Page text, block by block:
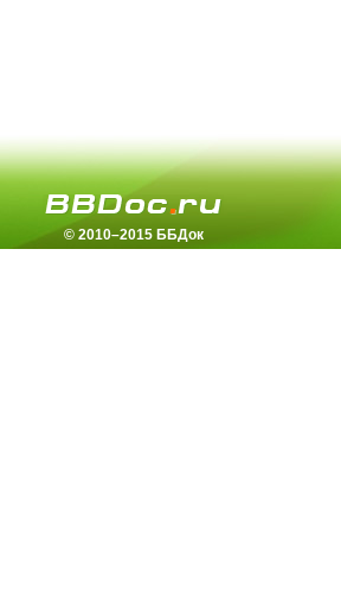
© 2010–2015 ББДок